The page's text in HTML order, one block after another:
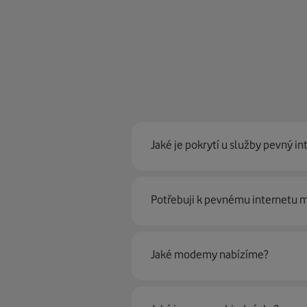
Jaké je pokrytí u služby pevný
Pevný internet můžeme
Potřebuji k pevnému internetu
Ano, potřebujete. Rádi vám ho
poradí naši proškolení prodejci
Jaké modemy nabízíme?